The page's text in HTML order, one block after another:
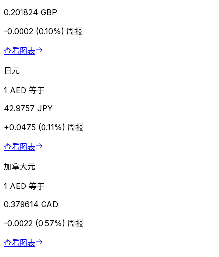
0.201824 GBP
-0.0002 (0.10%) 周报
查看图表
日元
1 AED 等于
42.9757 JPY
+0.0475 (0.11%) 周报
查看图表
加拿大元
1 AED 等于
0.379614 CAD
-0.0022 (0.57%) 周报
查看图表